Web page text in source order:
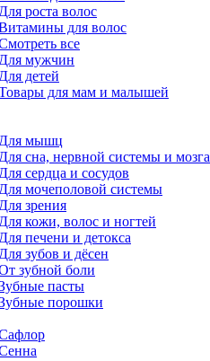
Для роста волос
для волос
все
Для мужчин
Для детей
для мам и малышей
Для мышц
Для сна, нервной системы и мозга
Для сердца и сосудов
Для мочеполовой системы
Для зрения
Для кожи, волос и ногтей
Для печени и детокса
Для зубов и дёсен
зубной боли
пасты
порошки